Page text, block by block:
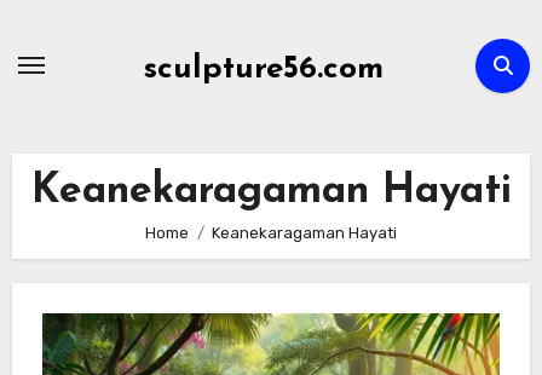
sculpture56.com
Keanekaragaman Hayati
Home Keanekaragaman Hayati